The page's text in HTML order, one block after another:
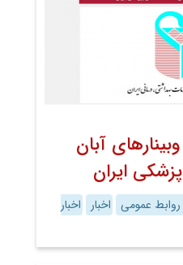
آبان
ایران
عمومی اخبار
اخبار